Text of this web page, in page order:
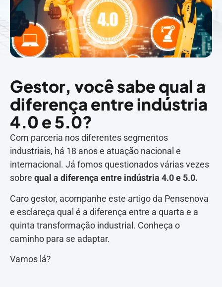
Gestor, você sabe qual a
diferença entre indústria
4.0 e 5.0?
Com parceria nos diferentes segmentos
industriais, há 18 anos e atuação nacional e
internacional. Já fomos questionados várias vezes
sobre qual a diferença entre indústria 4.0 e 5.0.
Caro gestor, acompanhe este artigo da Pensenova
e esclareça qual é a diferença entre a quarta e a
quinta transformação industrial. Conheça o
caminho para se adaptar.
Vamos lá?